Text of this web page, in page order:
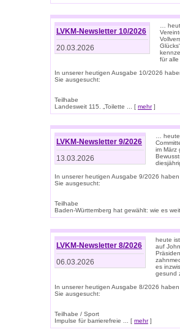
LVKM-Newsletter 10/2026
20.03.2026
…
für
In unserer heutigen Ausgabe 10/2026
Sie ausgesucht:
Teilhabe
Landesweit 115. „Toilette ... [ mehr]
LVKM-Newsletter 9/2026
13.03.2026
…
im März
In unserer heutigen Ausgabe 9/2026
Sie ausgesucht:
Teilhabe
Baden-Württemberg hat gewählt: wie es
LVKM-Newsletter 8/2026
06.03.2026
heute
auf
es
gesund
In unserer heutigen Ausgabe 8/2026
Sie ausgesucht:
Teilhabe / Sport
Impulse für barrierefreie ... [ mehr]